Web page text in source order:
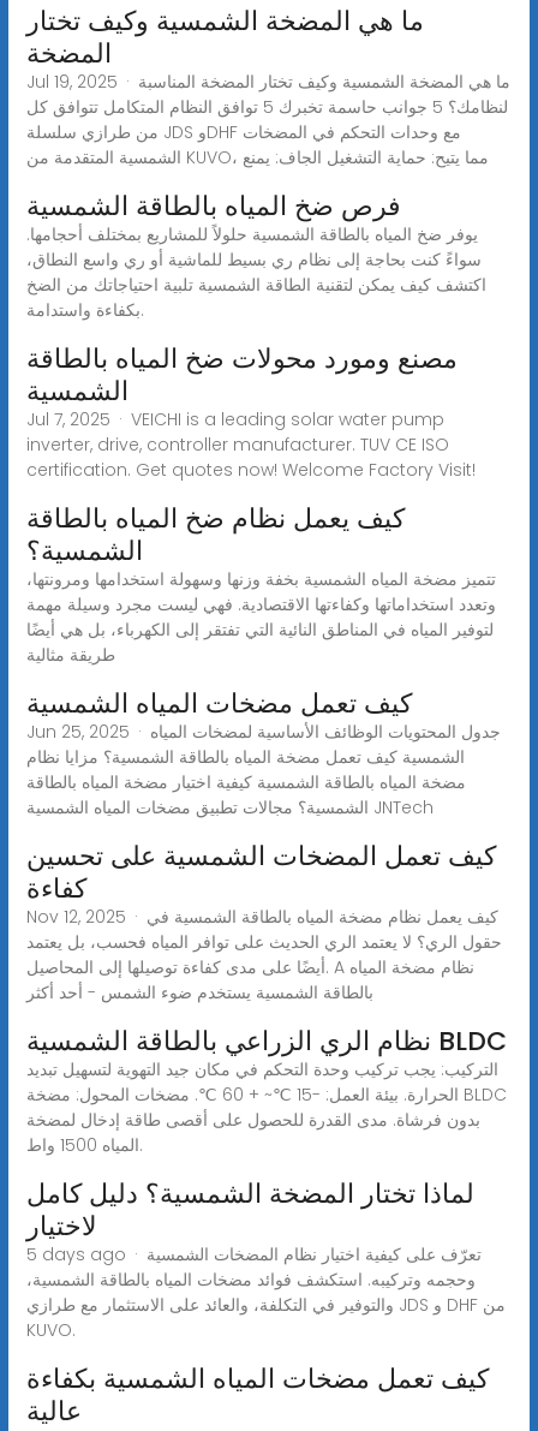
ما هي المضخة الشمسية وكيف تختار
المضخة
Jul 19, 2025 · ما هي المضخة الشمسية وكيف تختار المضخة المناسبة
لنظامك؟ 5 جوانب حاسمة تخبرك 5 توافق النظام المتكامل تتوافق كل
من طرازي سلسلة JDS وDHF مع وحدات التحكم في المضخات
الشمسية المتقدمة من KUVO، مما يتيح: حماية التشغيل الجاف: يمنع
فرص ضخ المياه بالطاقة الشمسية
يوفر ضخ المياه بالطاقة الشمسية حلولاً للمشاريع بمختلف أحجامها.
سواءً كنت بحاجة إلى نظام ري بسيط للماشية أو ري واسع النطاق،
اكتشف كيف يمكن لتقنية الطاقة الشمسية تلبية احتياجاتك من الضخ
بكفاءة واستدامة.
مصنع ومورد محولات ضخ المياه بالطاقة
الشمسية
Jul 7, 2025 · VEICHI is a leading solar water pump
inverter, drive, controller manufacturer. TUV CE ISO
certification. Get quotes now! Welcome Factory Visit!
كيف يعمل نظام ضخ المياه بالطاقة
الشمسية؟
تتميز مضخة المياه الشمسية بخفة وزنها وسهولة استخدامها ومرونتها،
وتعدد استخداماتها وكفاءتها الاقتصادية. فهي ليست مجرد وسيلة مهمة
لتوفير المياه في المناطق النائية التي تفتقر إلى الكهرباء، بل هي أيضًا
طريقة مثالية
كيف تعمل مضخات المياه الشمسية
Jun 25, 2025 · جدول المحتويات الوظائف الأساسية لمضخات المياه
الشمسية كيف تعمل مضخة المياه بالطاقة الشمسية؟ مزايا نظام
مضخة المياه بالطاقة الشمسية كيفية اختيار مضخة المياه بالطاقة
الشمسية؟ مجالات تطبيق مضخات المياه الشمسية JNTech
كيف تعمل المضخات الشمسية على تحسين
كفاءة
Nov 12, 2025 · كيف يعمل نظام مضخة المياه بالطاقة الشمسية في
حقول الري؟ لا يعتمد الري الحديث على توافر المياه فحسب، بل يعتمد
أيضًا على مدى كفاءة توصيلها إلى المحاصيل. A نظام مضخة المياه
بالطاقة الشمسية يستخدم ضوء الشمس - أحد أكثر
نظام الري الزراعي بالطاقة الشمسية BLDC
التركيب: يجب تركيب وحدة التحكم في مكان جيد التهوية لتسهيل تبديد
الحرارة. بيئة العمل: -15 ℃~ + 60 ℃. مضخات المحول: مضخة BLDC
بدون فرشاة. مدى القدرة للحصول على أقصى طاقة إدخال لمضخة
المياه 1500 واط.
لماذا تختار المضخة الشمسية؟ دليل كامل
لاختيار
5 days ago · تعرّف على كيفية اختيار نظام المضخات الشمسية
وحجمه وتركيبه. استكشف فوائد مضخات المياه بالطاقة الشمسية،
والتوفير في التكلفة، والعائد على الاستثمار مع طرازي JDS و DHF من
KUVO.
كيف تعمل مضخات المياه الشمسية بكفاءة
عالية